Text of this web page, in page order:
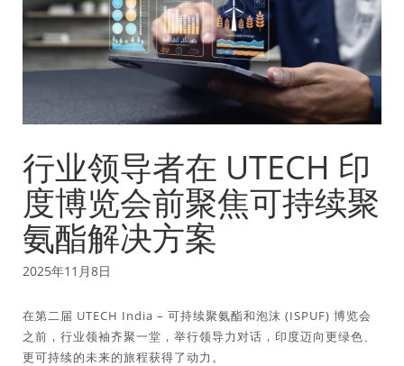
行业领导者在 UTECH 印
度博览会前聚焦可持续聚
氨酯解决方案
2025年11月8日
在第二届 UTECH India – 可持续聚氨酯和泡沫 (ISPUF) 博览会
之前，行业领袖齐聚一堂，举行领导力对话，印度迈向更绿色、
更可持续的未来的旅程获得了动力。